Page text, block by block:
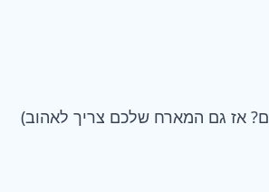
אז גם המארח שלכם צריך לאהוב)